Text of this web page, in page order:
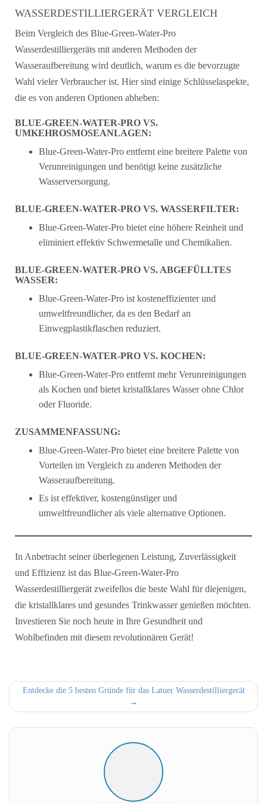
WASSERDESTILLIERGERÄT VERGLEICH
Beim Vergleich des Blue-Green-Water-Pro
Wasserdestilliergeräts mit anderen Methoden der
Wasseraufbereitung wird deutlich, warum es die bevorzugte
Wahl vieler Verbraucher ist. Hier sind einige Schlüsselaspekte,
die es von anderen Optionen abheben:
BLUE-GREEN-WATER-PRO VS.
UMKEHROSMOSEANLAGEN:
Blue-Green-Water-Pro entfernt eine breitere Palette von
Verunreinigungen und benötigt keine zusätzliche
Wasserversorgung.
BLUE-GREEN-WATER-PRO VS. WASSERFILTER:
Blue-Green-Water-Pro bietet eine höhere Reinheit und
eliminiert effektiv Schwermetalle und Chemikalien.
BLUE-GREEN-WATER-PRO VS. ABGEFÜLLTES
WASSER:
Blue-Green-Water-Pro ist kosteneffizienter und
umweltfreundlicher, da es den Bedarf an
Einwegplastikflaschen reduziert.
BLUE-GREEN-WATER-PRO VS. KOCHEN:
Blue-Green-Water-Pro entfernt mehr Verunreinigungen
als Kochen und bietet kristallklares Wasser ohne Chlor
oder Fluoride.
ZUSAMMENFASSUNG:
Blue-Green-Water-Pro bietet eine breitere Palette von
Vorteilen im Vergleich zu anderen Methoden der
Wasseraufbereitung.
Es ist effektiver, kostengünstiger und
umweltfreundlicher als viele alternative Optionen.
In Anbetracht seiner überlegenen Leistung, Zuverlässigkeit
und Effizienz ist das Blue-Green-Water-Pro
Wasserdestilliergerät zweifellos die beste Wahl für diejenigen,
die kristallklares und gesundes Trinkwasser genießen möchten.
Investieren Sie noch heute in Ihre Gesundheit und
Wohlbefinden mit diesem revolutionären Gerät!
Entdecke die 5 besten Gründe für das Latuer Wasserdestilliergerät
→